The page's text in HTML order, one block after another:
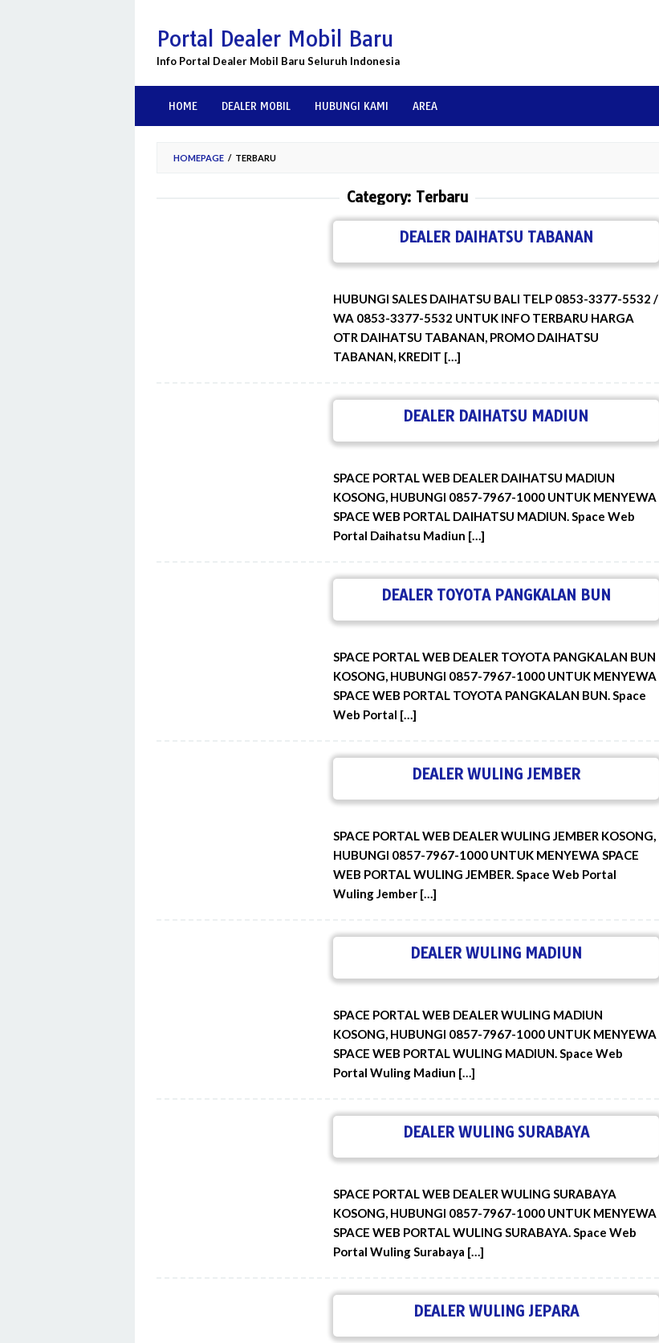
content
Portal Dealer Mobil Baru
Info Portal Dealer Mobil Baru Seluruh Indonesia
HOME DEALER MOBIL HUBUNGI KAMI AREA
HOMEPAGE / TERBARU
Category: Terbaru
DEALER DAIHATSU TABANAN
HUBUNGI SALES DAIHATSU BALI TELP 0853-3377-5532 /
WA 0853-3377-5532 UNTUK INFO TERBARU HARGA
OTR DAIHATSU TABANAN, PROMO DAIHATSU
TABANAN, KREDIT […]
DEALER DAIHATSU MADIUN
SPACE PORTAL WEB DEALER DAIHATSU MADIUN
KOSONG, HUBUNGI 0857-7967-1000 UNTUK MENYEWA
SPACE WEB PORTAL DAIHATSU MADIUN. Space Web
Portal Daihatsu Madiun […]
DEALER TOYOTA PANGKALAN BUN
SPACE PORTAL WEB DEALER TOYOTA PANGKALAN BUN
KOSONG, HUBUNGI 0857-7967-1000 UNTUK MENYEWA
SPACE WEB PORTAL TOYOTA PANGKALAN BUN. Space
Web Portal […]
DEALER WULING JEMBER
SPACE PORTAL WEB DEALER WULING JEMBER KOSONG,
HUBUNGI 0857-7967-1000 UNTUK MENYEWA SPACE
WEB PORTAL WULING JEMBER. Space Web Portal
Wuling Jember […]
DEALER WULING MADIUN
SPACE PORTAL WEB DEALER WULING MADIUN
KOSONG, HUBUNGI 0857-7967-1000 UNTUK MENYEWA
SPACE WEB PORTAL WULING MADIUN. Space Web
Portal Wuling Madiun […]
DEALER WULING SURABAYA
SPACE PORTAL WEB DEALER WULING SURABAYA
KOSONG, HUBUNGI 0857-7967-1000 UNTUK MENYEWA
SPACE WEB PORTAL WULING SURABAYA. Space Web
Portal Wuling Surabaya […]
DEALER WULING JEPARA